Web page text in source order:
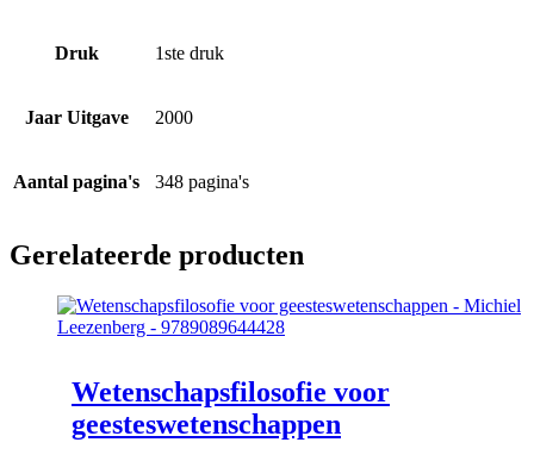
Druk 1ste druk
Jaar Uitgave 2000
Aantal pagina's 348 pagina's
Gerelateerde producten
Wetenschapsfilosofie voor
geesteswetenschappen